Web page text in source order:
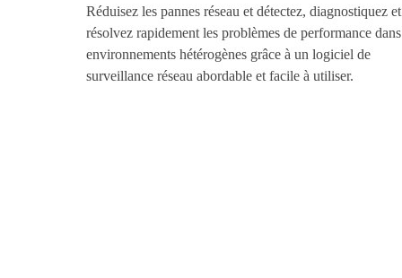
Réduisez les pannes réseau et détectez, diagnostiquez et
résolvez rapidement les problèmes de performance
environnements hétérogènes grâce à un logiciel de
surveillance réseau abordable et facile à utiliser.